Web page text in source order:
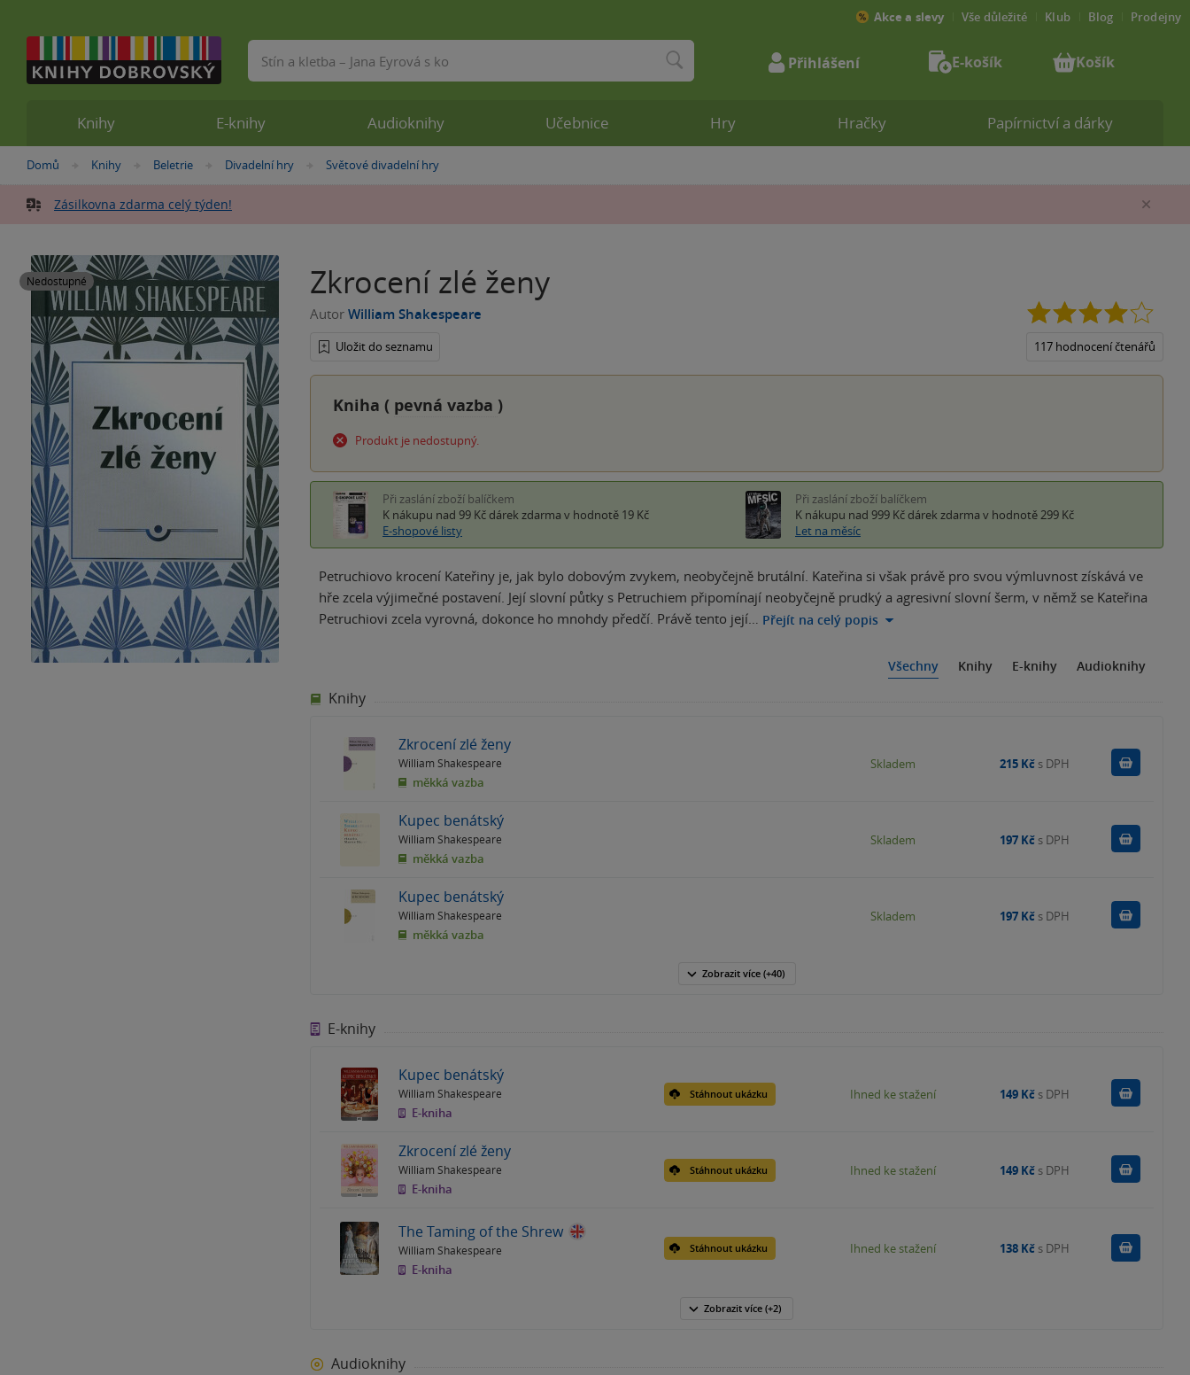
Nacházíte
zde:
Domů »
Knihy »
Beletrie »
Divadelní hry »
Světové divadelní hry
Zásilkovna zdarma celý týden!
Nedostupné Zkrocení zlé ženy
Autor William Shakespeare
Uložit do seznamu
5
117 hodnocení čtenářů
Kniha ( pevná vazba )
Produkt je nedostupný.
Při zaslání zboží balíčkem
K nákupu nad 99 Kč dárek zdarma v hodnotě 19 Kč
E-shopové listy
Při zaslání zboží balíčkem
K nákupu nad 999 Kč dárek zdarma v hodnotě 299 Kč
Let na měsíc
Petruchiovo krocení Kateřiny je, jak bylo dobovým zvykem, neobyčejně brutální. Kateřina si však právě pro svou výmluvnost získává ve
hře zcela výjimečné postavení. Její slovní půtky s Petruchiem připomínají neobyčejně prudký a agresivní slovní šerm, v němž se Kateřina
Petruchiovi zcela vyrovná, dokonce ho mnohdy předčí. Právě tento její… Přejít na celý popis
Všechny Knihy E-knihy Audioknihy
Knihy
Zkrocení zlé ženy
William Shakespeare
měkká vazba
Skladem 215 Kč s DPH
Kupec benátský
William Shakespeare
měkká vazba
Skladem 197 Kč s DPH
Kupec benátský
William Shakespeare
měkká vazba
Skladem 197 Kč s DPH
Zobrazit více(+40)
E-knihy
Kupec benátský
William Shakespeare
E-kniha
Stáhnout ukázku Ihned ke stažení 149 Kč s DPH Koupit
Zkrocení zlé ženy
William Shakespeare
E-kniha
Stáhnout ukázku Ihned ke stažení 149 Kč s DPH Koupit
The Taming of the Shrew
William Shakespeare
E-kniha
Stáhnout ukázku Ihned ke stažení 138 Kč s DPH Koupit
Zobrazit více (+2)
Audioknihy
Knihy E-knihy Audioknihy Učebnice Hry Hračky Papírnictví a dárky
Akce a slevy Vše důležité Klub Blog Prodejny
Vyhledávání Přihlášení E-košík Košík